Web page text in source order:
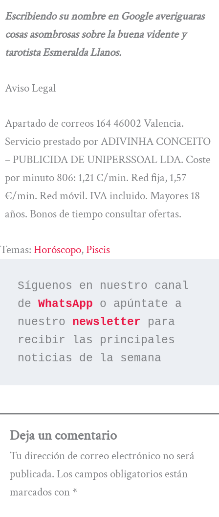
Escribiendo su nombre en Google averiguaras
cosas asombrosas sobre la buena vidente y
tarotista Esmeralda Llanos.
Aviso Legal
Apartado de correos 164 46002 Valencia.
Servicio prestado por ADIVINHA CONCEITO
– PUBLICIDA DE UNIPERSSOAL LDA. Coste
por minuto 806: 1,21 €/min. Red fija, 1,57
€/min. Red móvil. IVA incluido. Mayores 18
años. Bonos de tiempo consultar ofertas.
Temas: Horóscopo, Piscis
Síguenos en nuestro canal
de WhatsApp o apúntate a
nuestro newsletter para
recibir las principales
noticias de la semana
Deja un comentario
Tu dirección de correo electrónico no será
publicada. Los campos obligatorios están
marcados con *